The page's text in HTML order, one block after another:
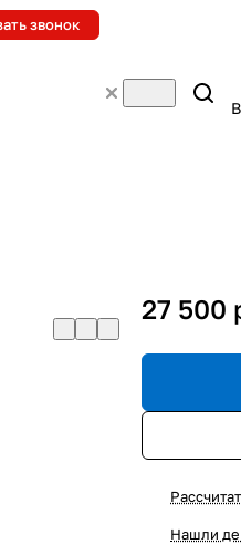
звонок
27 500
Нашли